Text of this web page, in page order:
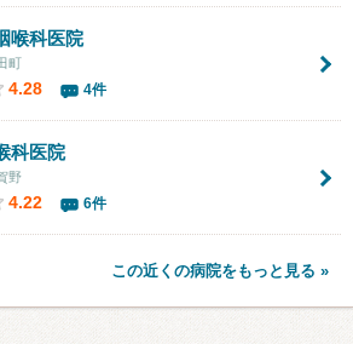
喉科医院
町
4.28 4件
科医院
野
4.22 6件
この近くの病院をもっと見る »